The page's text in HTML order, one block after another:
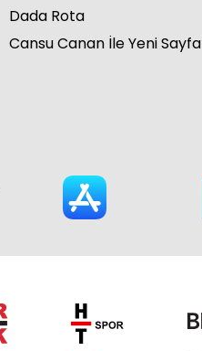
Dada Rota
Cansu Canan İle Yeni Sayfa